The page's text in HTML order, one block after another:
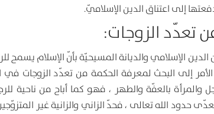
إلى اعتناق الدين الإسلاميّ.
تعدّد الزوجات:
الدين الإسلامي والديانة المسيحيّة بأنّ الإسلام
إلى البحث لمعرفة الحكمة من تعدّد الزوجات في
والمرأة بالعفّة والطهر ، فهو كما أباح من
الله تعالى ، فحدّ الزاني والزانية غير المتزوّجين